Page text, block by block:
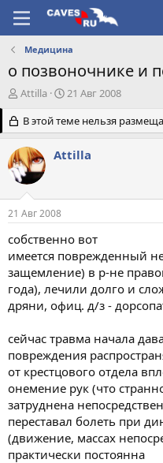
Медицина
о позвоночнике и
А
т
о
р
т
е
м
Attilla
Д
т
а
н
а
а
21 Авг 2008
В этой теме нельзя
Attilla
21 Авг 2008
собственно вот
имеется поврежденный
защемление) в р-не
года), лечили долго и
дряни, офиц. д/з -
сейчас травма начала
повреждения
от крестцового отдела
онемение рук (что
затруднена
переставал болеть при
(движение, массах
практически постоянна